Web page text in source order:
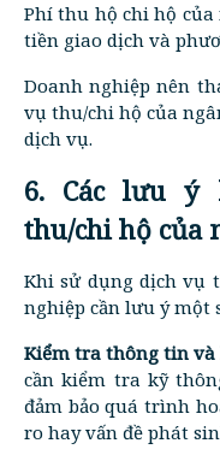
Phí thu hộ chi hộ
tiền giao dịch và
Doanh nghiệp nên
vụ thu/chi hộ của
dịch vụ.
6. Các lưu ý
thu/chi hộ của
Khi sử dụng dịch vụ
nghiệp cần lưu ý một
Kiểm tra thông tin và
cần kiểm tra kỹ
đảm bảo quá trình
ro hay vấn đề phát